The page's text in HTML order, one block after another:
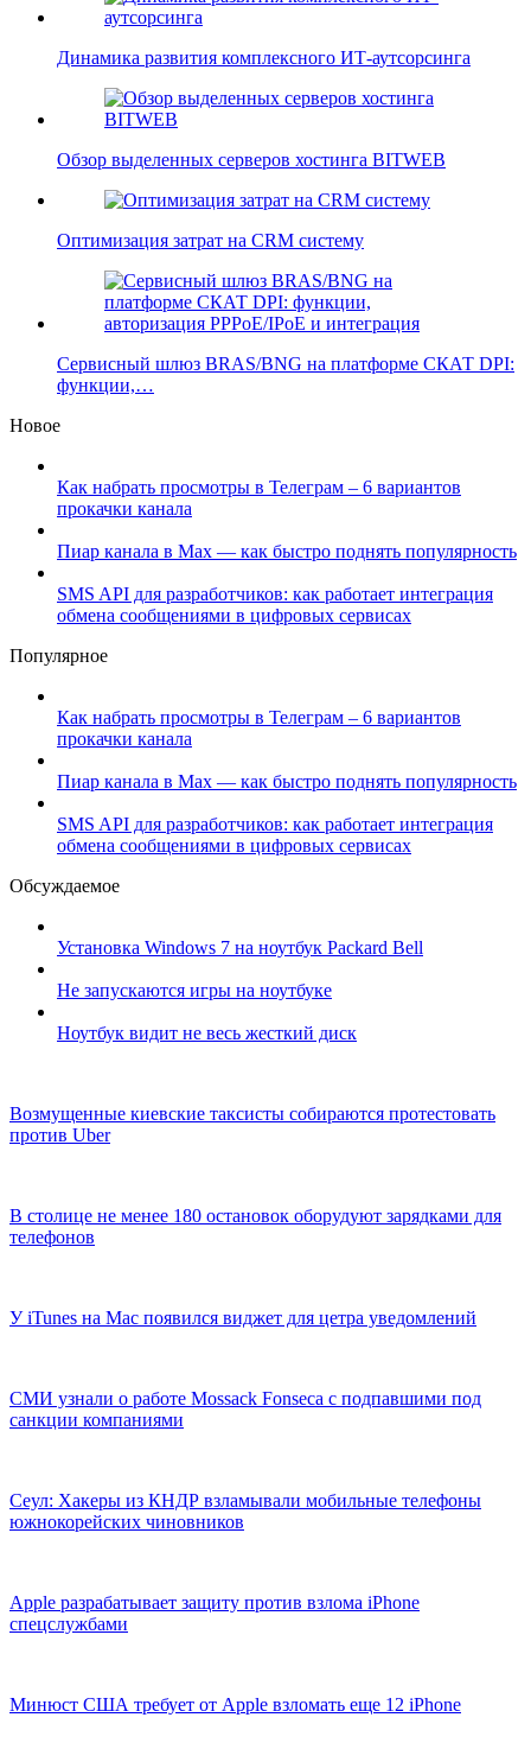
Динамика развития комплексного ИТ-аутсорсинга
Обзор выделенных серверов хостинга BITWEB
Оптимизация затрат на CRM систему
Сервисный шлюз BRAS/BNG на платформе СКАТ DPI:
функции,…
Новое
Как набрать просмотры в Телеграм – 6 вариантов
прокачки канала
Пиар канала в Max — как быстро поднять популярность
SMS API для разработчиков: как работает интеграция
обмена сообщениями в цифровых сервисах
Популярное
Как набрать просмотры в Телеграм – 6 вариантов
прокачки канала
Пиар канала в Max — как быстро поднять популярность
SMS API для разработчиков: как работает интеграция
обмена сообщениями в цифровых сервисах
Обсуждаемое
Установка Windows 7 на ноутбук Packard Bell
Не запускаются игры на ноутбуке
Ноутбук видит не весь жесткий диск
Возмущенные киевские таксисты собираются протестовать
против Uber
В столице не менее 180 остановок оборудуют зарядками для
телефонов
У iTunes на Mac появился виджет для цетра уведомлений
СМИ узнали о работе Mossack Fonseca с подпавшими под
санкции компаниями
Сеул: Хакеры из КНДР взламывали мобильные телефоны
южнокорейских чиновников
Apple разрабатывает защиту против взлома iPhone
спецслужбами
Минюст США требует от Apple взломать еще 12 iPhone